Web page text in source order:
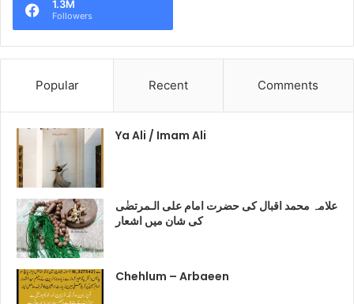
1.3M
Followers
Popular Recent Comments
Ya Ali / Imam Ali
علامہ محمد اقبال کی حضرت امام علی الـمرتضٰی
کی شان میں اشعار
Chehlum – Arbaeen